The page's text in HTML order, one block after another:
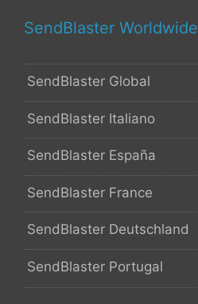
SendBlaster Worldwide
SendBlaster Global
SendBlaster Italiano
SendBlaster España
SendBlaster France
SendBlaster Deutschland
SendBlaster Portugal